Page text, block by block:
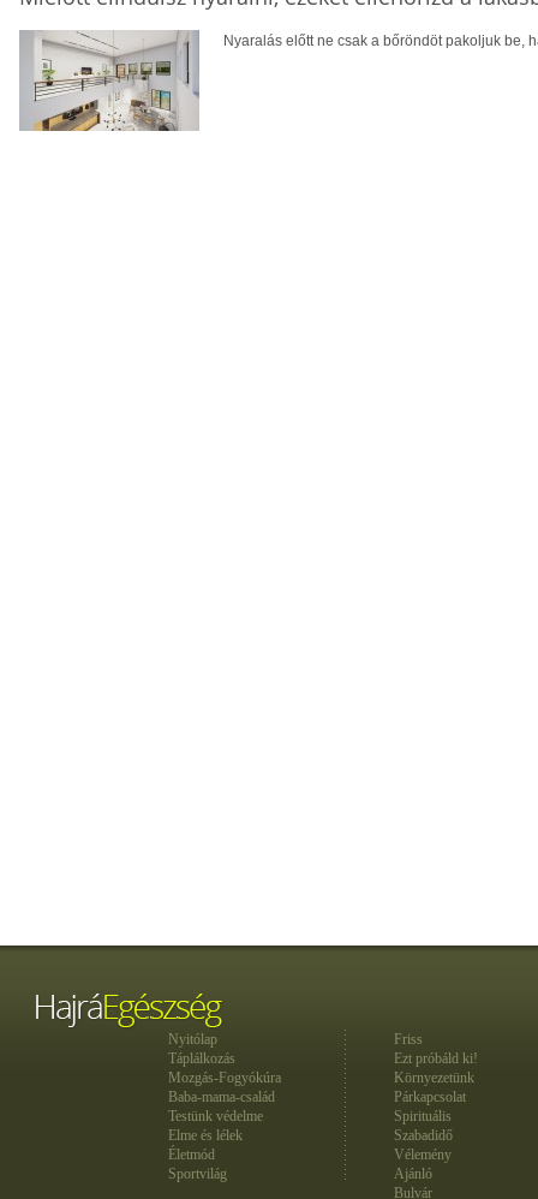
Nyaralás előtt ne csak a bőröndöt pakoljuk be,
Nyitólap
Táplálkozás
Mozgás-Fogyókúra
Baba-mama-család
Testünk védelme
Elme és lélek
Életmód
Sportvilág
Friss
Ezt próbáld ki!
Környezetünk
Párkapcsolat
Spirituális
Szabadidő
Vélemény
Ajánló
Bulvár